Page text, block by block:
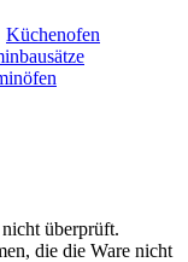
Küchenofen
überprüft.
die die Ware nicht